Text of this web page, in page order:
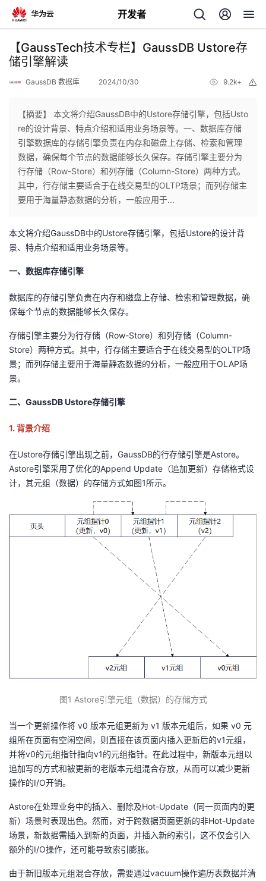
开发者
返
回
个
人
主
页
我
的
开
我
的
客
我
论
坛
的
圈
子
我
的
直
播
我
的
活
动
我
的
关
我
的
的
课
程
我
的
认
证
我
的
实
验
我
的
收
我
术
支
持
云
声
建
议
【GaussTech技术专栏】GaussDB Ustore存
储引擎解读
GaussDB 数据库 2024/10/30 9.2k+
【摘要】 本文将介绍GaussDB中的Ustore存储引擎，包括Usto
re的设计背景、特点介绍和适用业务场景等。一、数据库存储
引擎数据库的存储引擎负责在内存和磁盘上存储、检索和管理
数据，确保每个节点的数据能够长久保存。存储引擎主要分为
行存储（Row-Store）和列存储（Column-Store）两种方式。
其中，行存储主要适合于在线交易型的OLTP场景；而列存储主
要用于海量静态数据的分析，一般应用于...
本文将介绍GaussDB中的Ustore存储引擎，包括Ustore的设计背
景、特点介绍和适用业务场景等。
一、数据库存储引擎
数据库的存储引擎负责在内存和磁盘上存储、检索和管理数据，确
保每个节点的数据能够长久保存。
存储引擎主要分为行存储（Row-Store）和列存储（Column-
Store）两种方式。其中，行存储主要适合于在线交易型的OLTP场
景；而列存储主要用于海量静态数据的分析，一般应用于OLAP场
景。
二、GaussDB Ustore存储引擎
1. 背景介绍
在Ustore存储引擎出现之前，GaussDB的行存储引擎是Astore。
Astore引擎采用了优化的Append Update（追加更新）存储格式设
计，其元组（数据）的存储方式如图1所示。
图1 Astore引擎元组（数据）的存储方式
当一个更新操作将 v0 版本元组更新为 v1 版本元组后，如果 v0 元
组所在页面有空闲空间，则直接在该页面内插入更新后的v1元组，
并将v0的元组指针指向v1的元组指针。在此过程中，新版本元组以
追加写的方式和被更新的老版本元组混合存放，从而可以减少更新
操作的I/O开销。
Astore在处理业务中的插入、删除及Hot-Update（同一页面内的更
新）场景时表现出色。然而，对于跨数据页面更新的非Hot-Update
场景，新数据需插入到新的页面，并插入新的索引，这不仅会引入
额外的I/O操作，还可能导致索引膨胀。
由于新旧版本元组混合存放，需要通过vacuum操作遍历表数据并清